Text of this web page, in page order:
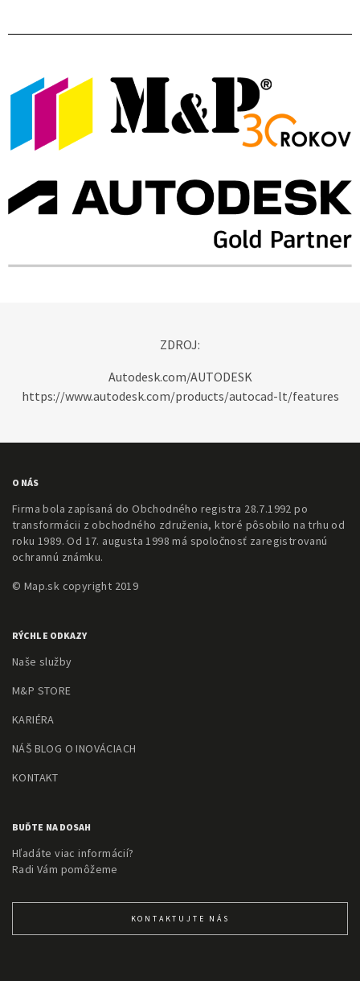
ZDROJ:
Autodesk.com/AUTODESK
https://www.autodesk.com/products/autocad-lt/features
O NÁS
Firma bola zapísaná do Obchodného registra 28.7.1992 po
transformácii z obchodného združenia, ktoré pôsobilo na trhu od
roku 1989. Od 17. augusta 1998 má spoločnosť zaregistrovanú
ochrannú známku.
© Map.sk copyright 2019
RÝCHLE ODKAZY
Naše služby
M&P STORE
KARIÉRA
NÁŠ BLOG O INOVÁCIACH
KONTAKT
BUĎTE NA DOSAH
Hľadáte viac informácií?
Radi Vám pomôžeme
KONTAKTUJTE NÁS